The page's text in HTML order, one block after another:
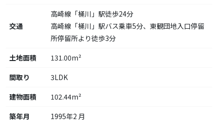
交通
高崎線「桶川」駅徒歩24分
高崎線「桶川」駅バス乗車5分、東観団地入口停留
所停留所より徒歩3分
土地面積
131.00m²
間取り
3LDK
建物面積
102.44m²
築年月
1995年2 月